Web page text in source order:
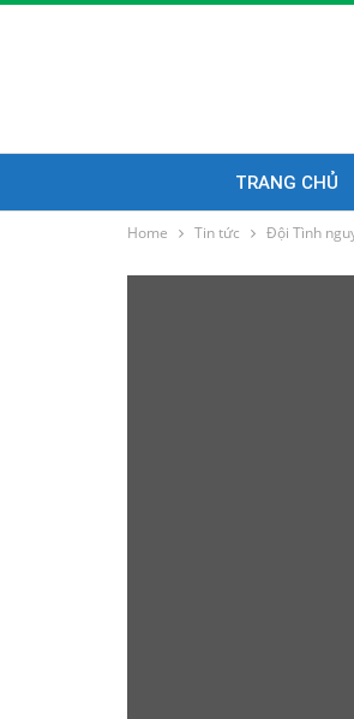
TRANG CHỦ
Home Tin tức Đội Tình